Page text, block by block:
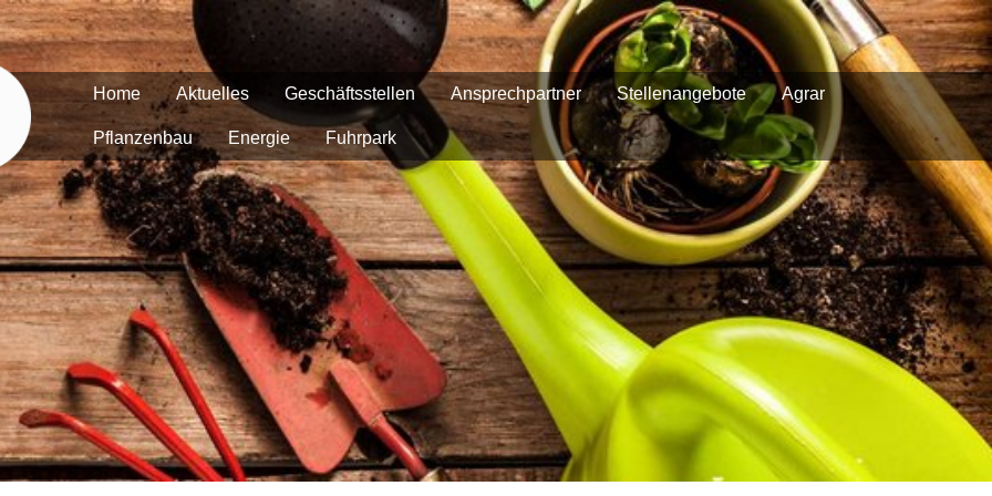
Home Aktuelles Geschäftsstellen Ansprechpartner Stellenangebote Agrar
Pflanzenbau Energie Fuhrpark